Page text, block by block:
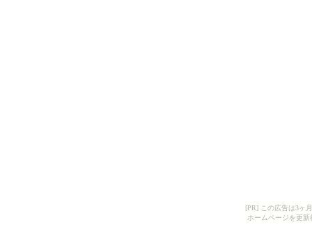
[PR] この広告は3ヶ
ホームページを更